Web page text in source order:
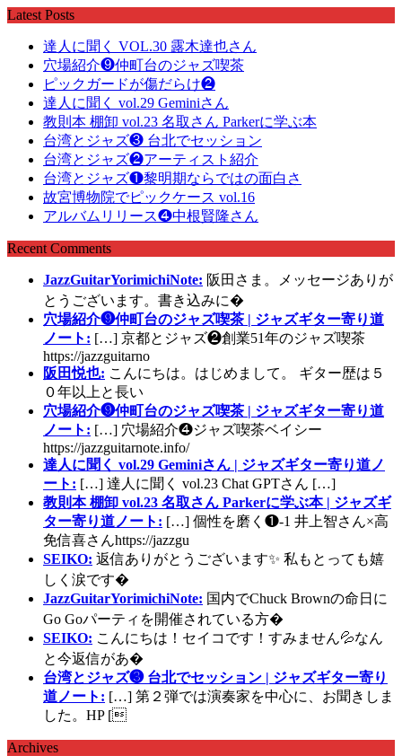
Latest Posts
達人に聞く VOL.30 露木達也さん
穴場紹介❾仲町台のジャズ喫茶
ピックガードが傷だらけ❷
達人に聞く vol.29 Geminiさん
教則本 棚卸 vol.23 名取さん Parkerに学ぶ本
台湾とジャズ❸ 台北でセッション
台湾とジャズ❷アーティスト紹介
台湾とジャズ❶黎明期ならではの面白さ
故宮博物院でピックケース vol.16
アルバムリリース❹中根賢隆さん
Recent Comments
JazzGuitarYorimichiNote: 阪田さま。メッセージありが
とうございます。書き込みに�
穴場紹介❾仲町台のジャズ喫茶 | ジャズギター寄り道
ノート: […] 京都とジャズ❷創業51年のジャズ喫茶
https://jazzguitarno
阪田悦也: こんにちは。はじめまして。 ギター歴は５
０年以上と長い
穴場紹介❾仲町台のジャズ喫茶 | ジャズギター寄り道
ノート: […] 穴場紹介❹ジャズ喫茶ベイシー
https://jazzguitarnote.info/
達人に聞く vol.29 Geminiさん | ジャズギター寄り道ノ
ート: […] 達人に聞く vol.23 Chat GPTさん […]
教則本 棚卸 vol.23 名取さん Parkerに学ぶ本 | ジャズギ
ター寄り道ノート: […] 個性を磨く❶-1 井上智さん×高
免信喜さんhttps://jazzgu
SEIKO: 返信ありがとうございます✨ 私もとっても嬉
しく涙です�
JazzGuitarYorimichiNote: 国内でChuck Brownの命日に
Go Goパーティを開催されている方�
SEIKO: こんにちは！セイコです！すみません💦なん
と今返信があ�
台湾とジャズ❸ 台北でセッション | ジャズギター寄り
道ノート: […] 第２弾では演奏家を中心に、お聞きしま
した。HP [
Archives